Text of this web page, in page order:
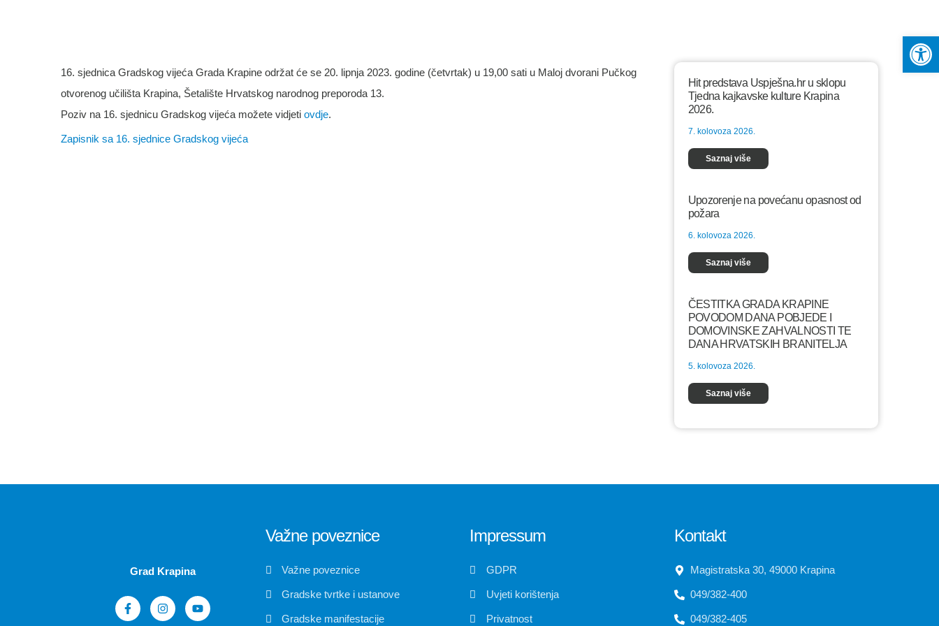
16. sjednica Gradskog vijeća Grada Krapine održat će se 20. lipnja 2023. godine (četvrtak) u 19,00 sati u Maloj dvorani Pučkog
otvorenog učilišta Krapina, Šetalište Hrvatskog narodnog preporoda 13.
Poziv na 16. sjednicu Gradskog vijeća možete vidjeti ovdje.
Zapisnik sa 16. sjednice Gradskog vijeća
Hit predstava Uspješna.hr u sklopu
Tjedna kajkavske kulture Krapina
2026.
7. kolovoza 2026.
Saznaj više
Upozorenje na povećanu opasnost od
požara
6. kolovoza 2026.
Saznaj više
ČESTITKA GRADA KRAPINE
POVODOM DANA POBJEDE I
DOMOVINSKE ZAHVALNOSTI TE
DANA HRVATSKIH BRANITELJA
5. kolovoza 2026.
Saznaj više
Grad Krapina
Važne poveznice
Važne poveznice
Gradske tvrtke i ustanove
Gradske manifestacije
Impressum
GDPR
Uvjeti korištenja
Privatnost
Kontakt
Magistratska 30, 49000 Krapina
049/382-400
049/382-405